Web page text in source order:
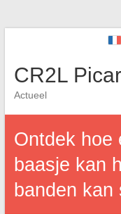
CR2L
Actueel
Ontdek hoe
baasje kan
banden kan